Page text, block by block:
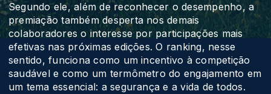
Segundo ele, além de reconhecer o desempenho, a
premiação também desperta nos demais
colaboradores o interesse por participações mais
efetivas nas próximas edições. O ranking, nesse
sentido, funciona como um incentivo à competição
saudável e como um termômetro do engajamento em
um tema essencial: a segurança e a vida de todos.